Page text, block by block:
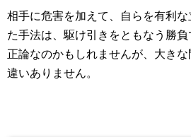
相手に危害を加えて、自らを有利
た手法は、駆け引きをともなう勝
正論なのかもしれませんが、大き
違いありません。